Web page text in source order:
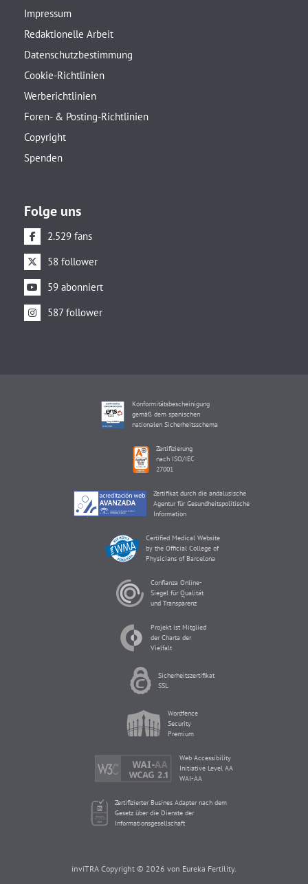
Impressum
Redaktionelle Arbeit
Datenschutzbestimmung
Cookie-Richtlinien
Werberichtlinien
Foren- & Posting-Richtlinien
Copyright
Spenden
Folge uns
2.529 fans
58 follower
59 abonniert
587 follower
Konformitätsbescheinigung
gemäß dem spanischen
nationalen Sicherheitsschema
Zertifizierung
nach ISO/IEC
27001
Zertifikat durch die andalusische
Agentur für Gesundheitspolitische
Information
Certified Medical Website
by the Official College of
Physicians of Barcelona
Confianza Online-
Siegel für Qualität
und Transparenz
Projekt ist Mitglied
der Charta der
Vielfalt
Sicherheitszertifikat
SSL
Wordfence
Security
Premium
Web Accessibility
Initiative Level AA
WAI-AA
Zertifizierter Busines Adapter nach dem
Gesetz über die Dienste der
Informationsgesellschaft
inviTRA Copyright © 2026 von Eureka Fertility.